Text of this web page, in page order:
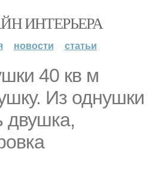
ИНТЕРЬЕРА
новости статьи
40 кв м
Из однушки
двушка,